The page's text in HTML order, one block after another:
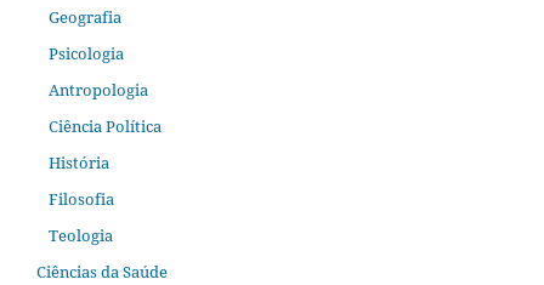
Geografia
Psicologia
Antropologia
Ciência Política
História
Filosofia
Teologia
Ciências da Saúde